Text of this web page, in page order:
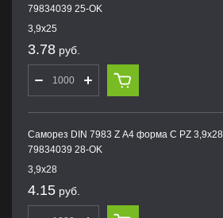
79834039 25-OK
3,9х25
3.78 руб.
Саморез DIN 7983 Z А4 форма С PZ 3,9х28
79834039 28-OK
3,9х28
4.15 руб.